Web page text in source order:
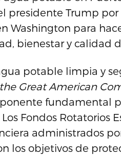
presidente Trump por
Washington para
bienestar y calidad
potable limpia y
Great American
fundamental
Fondos Rotatorios
administrados
los objetivos de